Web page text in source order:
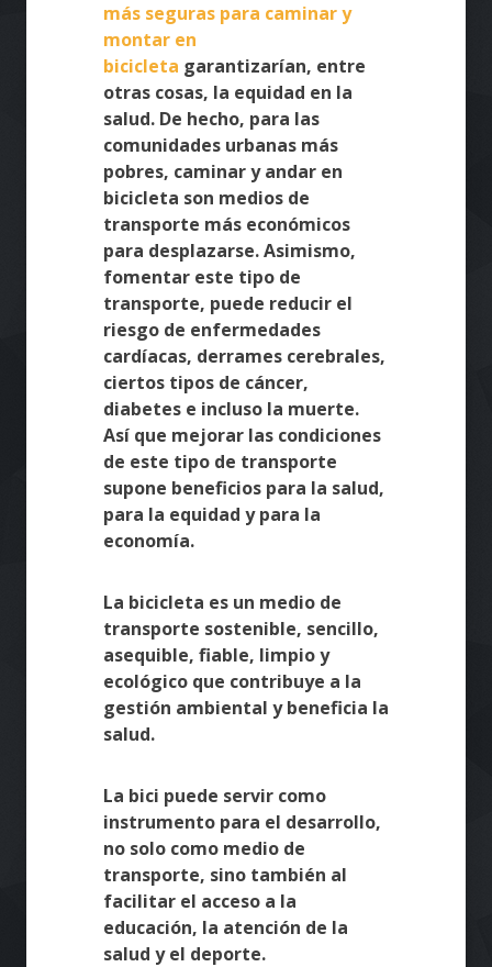
más seguras para caminar y
montar en
bicicleta garantizarían, entre
otras cosas, la equidad en la
salud. De hecho, para las
comunidades urbanas más
pobres, caminar y andar en
bicicleta son medios de
transporte más económicos
para desplazarse. Asimismo,
fomentar este tipo de
transporte, puede reducir el
riesgo de enfermedades
cardíacas, derrames cerebrales,
ciertos tipos de cáncer,
diabetes e incluso la muerte.
Así que mejorar las condiciones
de este tipo de transporte
supone beneficios para la salud,
para la equidad y para la
economía.
La bicicleta es un medio de
transporte sostenible, sencillo,
asequible, fiable, limpio y
ecológico que contribuye a la
gestión ambiental y beneficia la
salud.
La bici puede servir como
instrumento para el desarrollo,
no solo como medio de
transporte, sino también al
facilitar el acceso a la
educación, la atención de la
salud y el deporte.